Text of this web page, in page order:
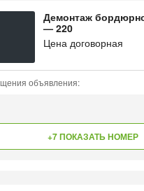
Демонтаж
— 220
Цена договорная
объявления:
+7 ПОКАЗАТЬ НОМЕР